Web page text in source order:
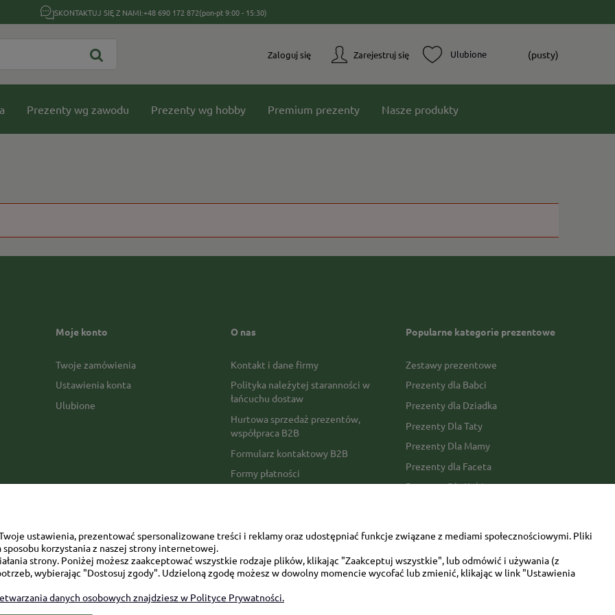
SKONTAKTUJ SIĘ Z NAMI:+48 690 172 872(pon-pt 9:00 - 15:30)
Zarejestruj się
Zaloguj się (pusty)
Prezenty wg zawodu Prezenty wg hobby Premium prezenty Nasze produkty
Moje konto
Twoje zamówienia
Ustawienia konta
Ulubione
O nas
Kontakt i dane firmy
Polityka należytej staranności w
łańcuchu dostaw
Hurtowa sprzedaż prezentów,
współpraca B2B
Formularz kontaktowy B2B
Formy płatności
Opinie Trustmate
Mapa kategorii
Popularne kategorie prezentowe
Zestawy prezentowe
Prezenty dla Babci
Prezenty dla Dziadka
Prezenty Dla Taty
Prezenty Dla Mamy
Prezenty dla Faceta
Prezenty Dla Kobiety
ustawienia, prezentować spersonalizowane treści i reklamy oraz udostępniać funkcje związane z mediami społecznościowymi. Pliki
korzystania z naszej strony internetowej.
strony. Poniżej możesz zaakceptować wszystkie rodzaje plików, klikając "Zaakceptuj wszystkie", lub odmówić i używania (z
wybierając "Dostosuj zgody". Udzieloną zgodę możesz w dowolny momencie wycofać lub zmienić, klikając w link "Ustawienia
danych osobowych znajdziesz w Polityce Prywatności.